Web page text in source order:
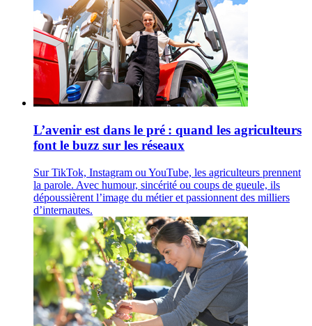
L’avenir est dans le pré : quand les agriculteurs
font le buzz sur les réseaux
Sur TikTok, Instagram ou YouTube, les agriculteurs prennent
la parole. Avec humour, sincérité ou coups de gueule, ils
dépoussièrent l’image du métier et passionnent des milliers
d’internautes.